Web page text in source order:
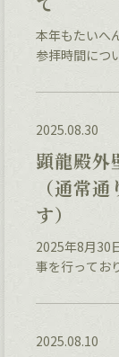
本年もたいへ
参拝時間につ
りできます（
りますので、本
顕龍殿外
（通常
す）
2025年8月30
事を行ってお
9月中の終了
2025.08.30
2025.08.10